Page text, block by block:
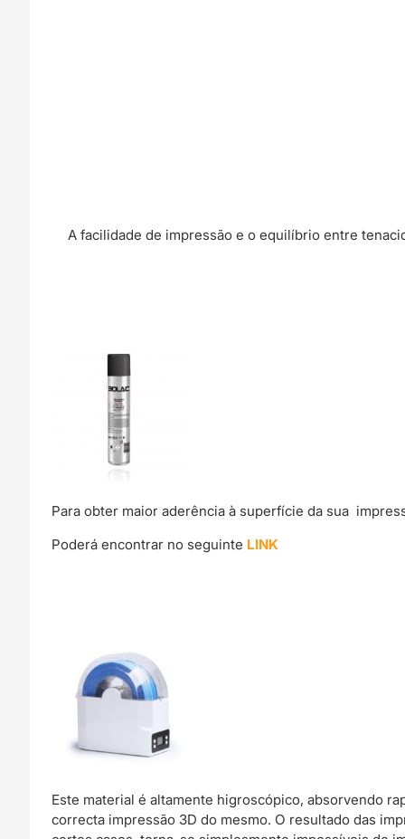
A facilidade de impressão e o equilíbrio entre
Para obter maior aderência à superfície da sua
Poderá encontrar no seguinte LINK
Este material é altamente higroscópico, absorvendo
correcta impressão 3D do mesmo. O resultado das